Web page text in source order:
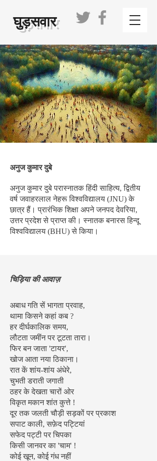
घुड़सवार
अनुज कुमार दुबे
अनुज कुमार दुबे परास्नातक हिंदी साहित्य, द्वितीय
वर्ष जवाहरलाल नेहरू विश्वविद्यालय (JNU) के
छात्र हैं। प्रारंभिक शिक्षा अपने जनपद देवरिया,
उत्तर प्रदेश से प्राप्त की। स्नातक बनारस हिन्दू
विश्वविद्यालय (BHU) से किया।
चिड़िया की आवाज़
अबाध गति सें भागता प्रवाह,
थामा किसने कहां कब ?
हर दीर्घकालिक समय,
लौटता जमींन पर टूटता तारा।
फिर बन जाता 'टायर',
खोज आता नया ठिकाना।
रात कें शांय-शांय अंधेरे,
चुभती डराती जगाती
ठहर के देखता चारों ओर
विकृत मकान शांत कुत्ते !
दूर तक जलती चौड़ी सड़कों पर प्रकाश
सपाट काली, सफ़ेद पट्टियां
सफेद पट्टी पर चिपका
किसी जानवर का 'चाम' !
कोई खून, कोई गंध नहीं